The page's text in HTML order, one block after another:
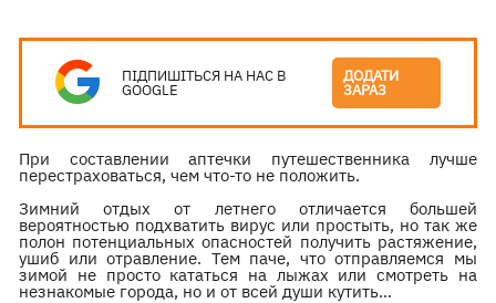
ПІДПИШІТЬСЯ НА НАС В
GOOGLE
ДОДАТИ
ЗАРАЗ
При составлении аптечки путешественника лучше
перестраховаться, чем что-то не положить.
Зимний отдых от летнего отличается большей
вероятностью подхватить вирус или простыть, но так же
полон потенциальных опасностей получить растяжение,
ушиб или отравление. Тем паче, что отправляемся мы
зимой не просто кататься на лыжах или смотреть на
незнакомые города, но и от всей души кутить…